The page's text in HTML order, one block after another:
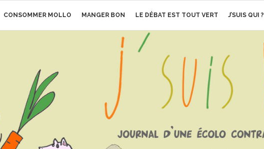
CONSOMMER MOLLO MANGER BON LE DÉBAT EST TOUT VERT J’SUIS QUI ?